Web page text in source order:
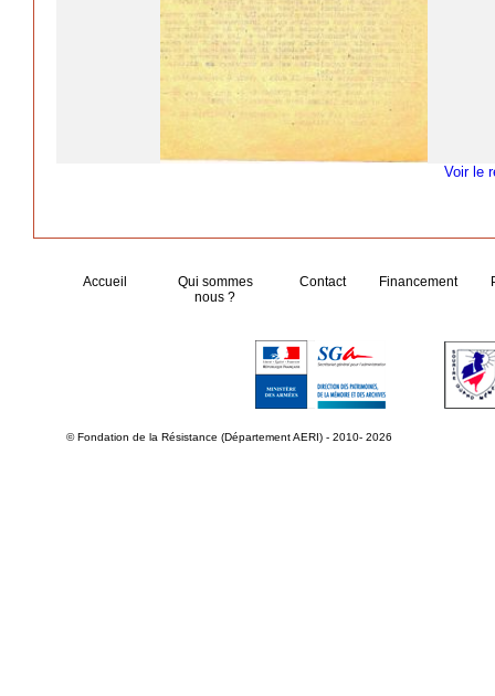
Voir le
Accueil
Qui sommes
nous ?
Contact Financement
© Fondation de la Résistance (Département AERI) - 2010- 2026